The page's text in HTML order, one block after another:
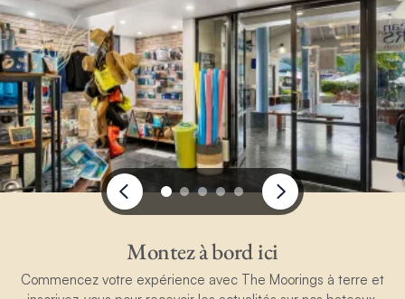
Montez à bord ici
Commencez votre expérience avec The Moorings à terre et